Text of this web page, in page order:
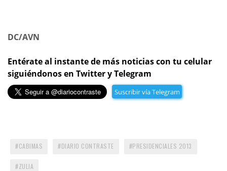
DC/AVN
Entérate al instante de más noticias con tu celular
siguiéndonos en Twitter y Telegram
Suscribir vía Telegram
CABIMAS DIARIO CONTRASTE PRESIDENCIALES 2013
ZULIA